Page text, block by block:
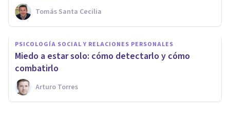
Tomás Santa Cecilia
PSICOLOGÍA SOCIAL Y RELACIONES PERSONALES
Miedo a estar solo: cómo detectarlo y cómo
combatirlo
Arturo Torres